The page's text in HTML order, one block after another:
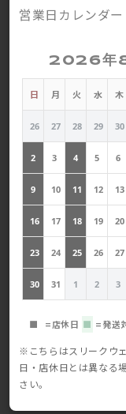
営業日カレンダー
2026年8
日 月 火 水 木
26 27 28 29 30
2 3 4 5 6
9 10 11 12 13
16 17 18 19 20
23 24 25 26 27
30 31 1 2 3
■ =店休日 ■ =発送
※こちらはスリークウ
日・店休日とは異なる
さい。